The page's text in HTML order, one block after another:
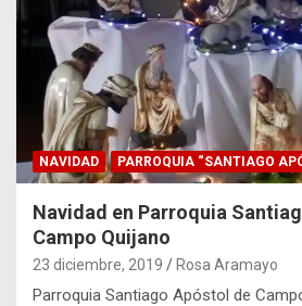
NAVIDAD PARROQUIA “SANTIAGO
Navidad en Parroquia
Campo Quijano
23 diciembre, 2019 Rosa Aramayo
Parroquia Santiago Apóstol de